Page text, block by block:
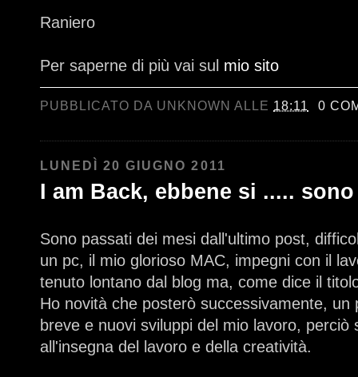
Raniero
Per saperne di più vai sul mio sito
PUBBLICATO DA UNKNOWN ALLE 18:11 0
LUNEDÌ 20 GIUGNO 2011
I am Back, ebbene si .....
Sono passati dei mesi dall'ultimo post,
un pc, il mio glorioso MAC, impegni con il
tenuto lontano dal blog ma, come dice il
Ho novità che posterò successivamente,
breve e nuovi sviluppi del mio lavoro, perciò
all'insegna del lavoro e della creatività.